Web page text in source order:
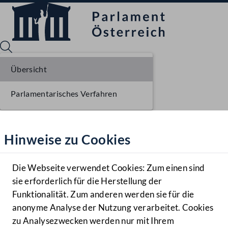
Hilfe
Benutzer
Navigationsmenü öffnen
MENÜ
Hinweise zu Cookies
Die Webseite verwendet Cookies: Zum einen sind
sie erforderlich für die Herstellung der
Funktionalität. Zum anderen werden sie für die
anonyme Analyse der Nutzung verarbeitet. Cookies
zu Analysezwecken werden nur mit Ihrem
Übersicht
Parlamentarisches Verfahren